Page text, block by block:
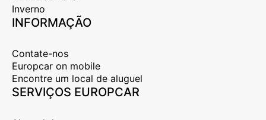
Inverno
INFORMAÇÃO
Contate-nos
Europcar on mobile
Encontre um local de aluguel
SERVIÇOS EUROPCAR